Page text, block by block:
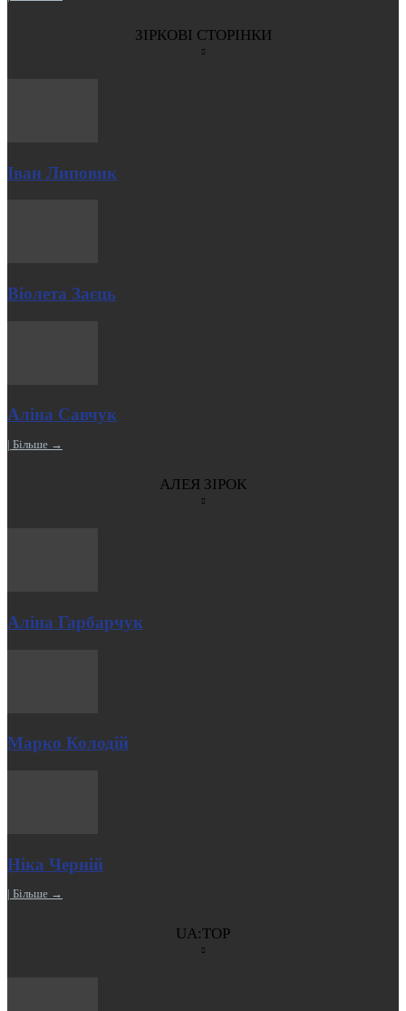
ЗІРКОВІ СТОРІНКИ
Іван Липовик
Віолета Заєць
Аліна Савчук
| Більше →
АЛЕЯ ЗІРОК
Аліна Гарбарчук
Марко Колодій
Ніка Черній
| Більше →
UA:TOP